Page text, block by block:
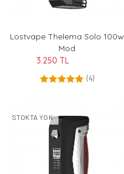
Lostvape Thelema Solo 100w
Mod
3.250 TL
(4)
STOKTA YOK